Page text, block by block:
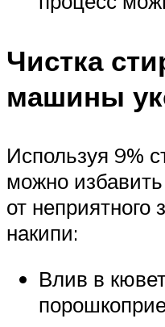
Чистка
машины
Используя 9%
можно
от неприятного
накипи:
Влив в